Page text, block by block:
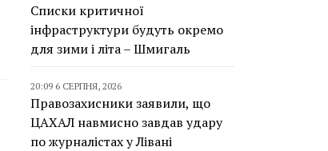
Списки критичної
інфраструктури будуть окремо
для зими і літа – Шмигаль
20:09 6 СЕРПНЯ, 2026
Правозахисники заявили, що
ЦАХАЛ навмисно завдав удару
по журналістах у Лівані